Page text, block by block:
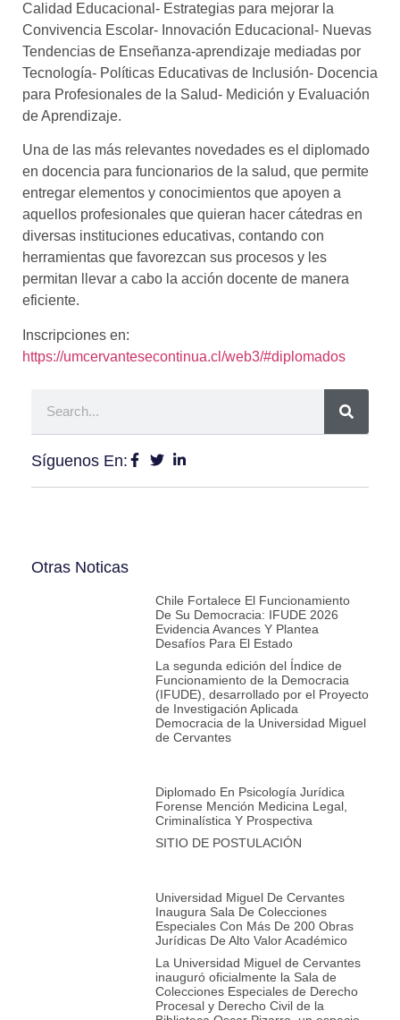
Calidad Educacional- Estrategias para mejorar la
Convivencia Escolar- Innovación Educacional- Nuevas
Tendencias de Enseñanza-aprendizaje mediadas por
Tecnología- Políticas Educativas de Inclusión- Docencia
para Profesionales de la Salud- Medición y Evaluación
de Aprendizaje.
Una de las más relevantes novedades es el diplomado
en docencia para funcionarios de la salud, que permite
entregar elementos y conocimientos que apoyen a
aquellos profesionales que quieran hacer cátedras en
diversas instituciones educativas, contando con
herramientas que favorezcan sus procesos y les
permitan llevar a cabo la acción docente de manera
eficiente.
Inscripciones en:
https://umcervantesecontinua.cl/web3/#diplomados
Síguenos En:
Otras Noticas
Chile Fortalece El Funcionamiento
De Su Democracia: IFUDE 2026
Evidencia Avances Y Plantea
Desafíos Para El Estado
La segunda edición del Índice de
Funcionamiento de la Democracia
(IFUDE), desarrollado por el Proyecto
de Investigación Aplicada
Democracia de la Universidad Miguel
de Cervantes
Diplomado En Psicología Jurídica
Forense Mención Medicina Legal,
Criminalística Y Prospectiva
SITIO DE POSTULACIÓN
Universidad Miguel De Cervantes
Inaugura Sala De Colecciones
Especiales Con Más De 200 Obras
Jurídicas De Alto Valor Académico
La Universidad Miguel de Cervantes
inauguró oficialmente la Sala de
Colecciones Especiales de Derecho
Procesal y Derecho Civil de la